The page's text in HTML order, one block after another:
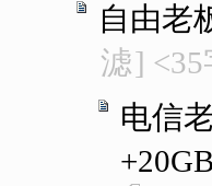
自由老
滤] <35
电信